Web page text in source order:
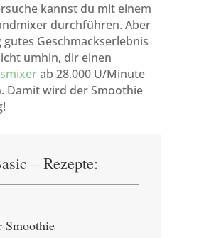
kannst du mit einem
durchführen. Aber
Geschmackserlebnis
umhin, dir einen
ab 28.000 U/Minute
Damit wird der Smoothie
– Rezepte:
Smoothie